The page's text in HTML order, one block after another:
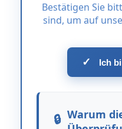
Bestätigen Sie
sind, um auf
✓ Ich
Warum